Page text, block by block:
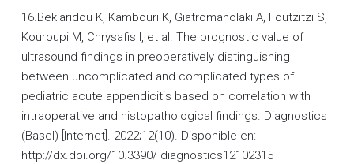
16.Bekiaridou K, Kambouri K, Giatromanolaki A, Foutzitzi S,
Kouroupi M, Chrysafis I, et al. The prognostic value of
ultrasound findings in preoperatively distinguishing
between uncomplicated and complicated types of
pediatric acute appendicitis based on correlation with
intraoperative and histopathological findings. Diagnostics
(Basel) [Internet]. 2022;12(10). Disponible en:
http://dx.doi.org/10.3390/ diagnostics12102315